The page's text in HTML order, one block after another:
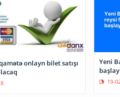
onlayn bilet satışı
Yeni
19-